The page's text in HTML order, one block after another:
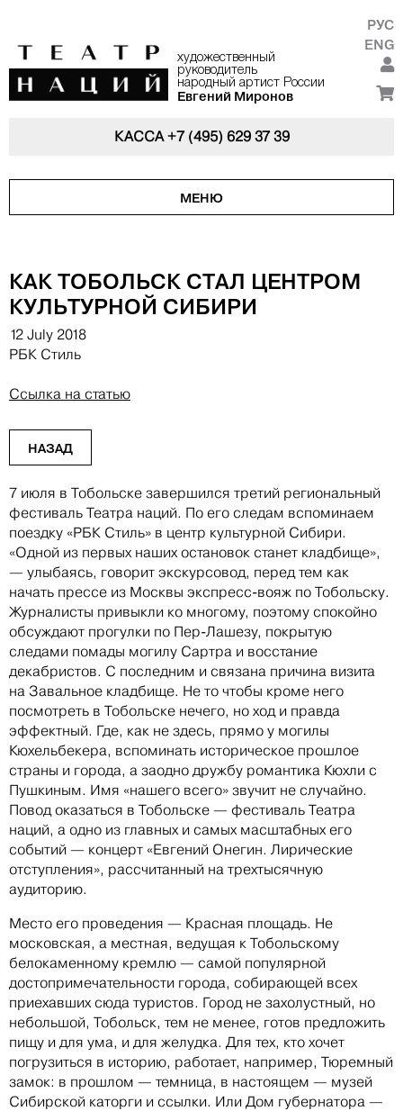
художественный
руководитель
народный артист России
Евгений Миронов
РУС
ENG
КАССА+7 (495) 629 37 39
МЕНЮ
КАК ТОБОЛЬСК СТАЛ ЦЕНТРОМ
КУЛЬТУРНОЙ СИБИРИ
12 July 2018
РБК Стиль
Ссылка на статью
НАЗАД
7 июля в Тобольске завершился третий региональный
фестиваль Театра наций. По его следам вспоминаем
поездку «РБК Стиль» в центр культурной Сибири.
«Одной из первых наших остановок станет кладбище»,
— улыбаясь, говорит экскурсовод, перед тем как
начать прессе из Москвы экспресс-вояж по Тобольску.
Журналисты привыкли ко многому, поэтому спокойно
обсуждают прогулки по Пер-Лашезу, покрытую
следами помады могилу Сартра и восстание
декабристов. С последним и связана причина визита
на Завальное кладбище. Не то чтобы кроме него
посмотреть в Тобольске нечего, но ход и правда
эффектный. Где, как не здесь, прямо у могилы
Кюхельбекера, вспоминать историческое прошлое
страны и города, а заодно дружбу романтика Кюхли с
Пушкиным. Имя «нашего всего» звучит не случайно.
Повод оказаться в Тобольске — фестиваль Театра
наций, а одно из главных и самых масштабных его
событий — концерт «Евгений Онегин. Лирические
отступления», рассчитанный на трехтысячную
аудиторию.
Место его проведения — Красная площадь. Не
московская, а местная, ведущая к Тобольскому
белокаменному кремлю — самой популярной
достопримечательности города, собирающей всех
приехавших сюда туристов. Город не захолустный, но
небольшой, Тобольск, тем не менее, готов предложить
пищу и для ума, и для желудка. Для тех, кто хочет
погрузиться в историю, работает, например, Тюремный
замок: в прошлом — темница, в настоящем — музей
Сибирской каторги и ссылки. Или Дом губернатора —